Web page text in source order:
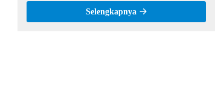
Selengkapnya